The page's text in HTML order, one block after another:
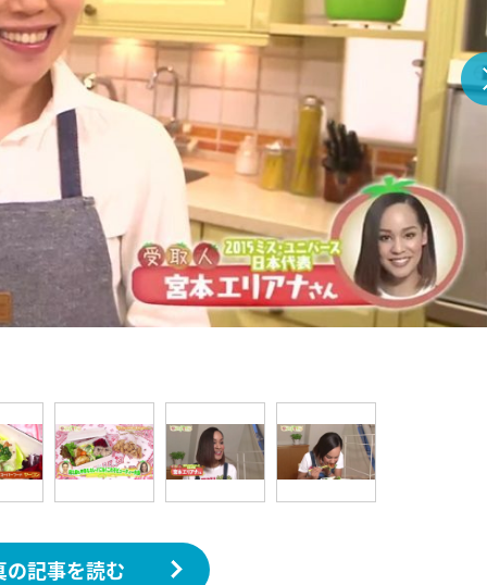
の記事を読む
『アイ＝ラブ！げーみん
E齋藤樹愛羅＆佐々木舞
ビュー